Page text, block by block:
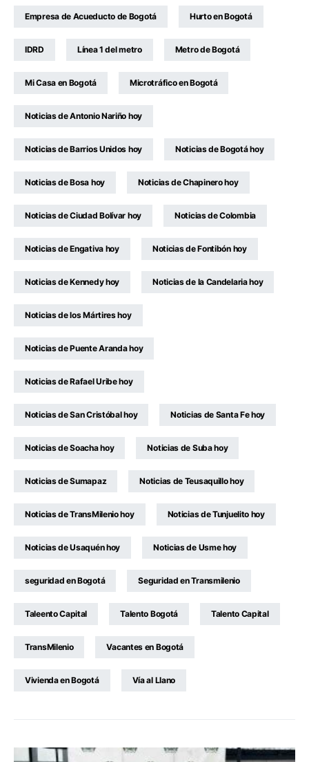
Empresa de Acueducto de Bogotá Hurto en Bogotá
IDRD Línea 1 del metro Metro de Bogotá
Mi Casa en Bogotá Microtráfico en Bogotá
Noticias de Antonio Nariño hoy
Noticias de Barrios Unidos hoy Noticias de Bogotá hoy
Noticias de Bosa hoy Noticias de Chapinero hoy
Noticias de Ciudad Bolívar hoy Noticias de Colombia
Noticias de Engativa hoy Noticias de Fontibón hoy
Noticias de Kennedy hoy Noticias de la Candelaria hoy
Noticias de los Mártires hoy
Noticias de Puente Aranda hoy
Noticias de Rafael Uribe hoy
Noticias de San Cristóbal hoy Noticias de Santa Fe hoy
Noticias de Soacha hoy Noticias de Suba hoy
Noticias de Sumapaz Noticias de Teusaquillo hoy
Noticias de TransMilenio hoy Noticias de Tunjuelito hoy
Noticias de Usaquén hoy Noticias de Usme hoy
seguridad en Bogotá Seguridad en Transmilenio
Taleento Capital Talento Bogotá Talento Capital
TransMilenio Vacantes en Bogotá
Vivienda en Bogotá Vía al Llano